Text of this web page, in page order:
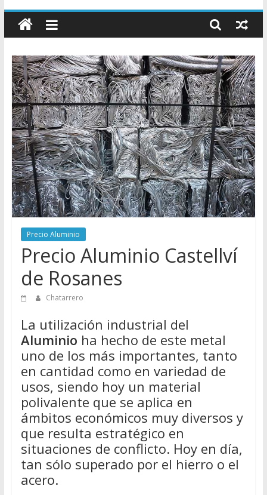
Chatarreros
–
Precio
de
Chatarra
Directorio
de
Chatarreros
para
vender
Chatarra
Precio Aluminio
Precio Aluminio Castellví
de Rosanes
Chatarrero
La utilización industrial del
Aluminio ha hecho de este metal
uno de los más importantes, tanto
en cantidad como en variedad de
usos, siendo hoy un material
polivalente que se aplica en
ámbitos económicos muy diversos y
que resulta estratégico en
situaciones de conflicto. Hoy en día,
tan sólo superado por el hierro o el
acero.